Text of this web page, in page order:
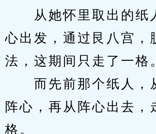
从她怀里取出的纸
心出发，通过艮八宫，
法，这期间只走了一格
而先前那个纸人，
阵心，再从阵心出去，
格。